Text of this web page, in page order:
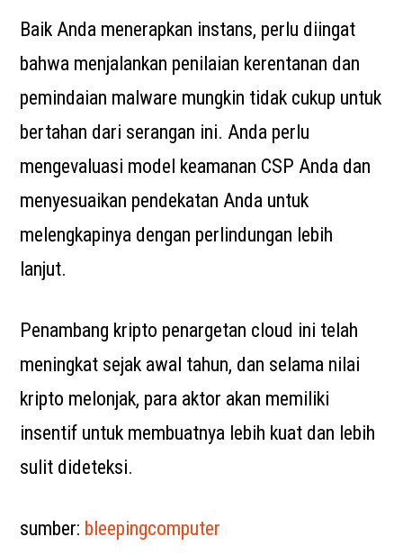
Baik Anda menerapkan instans, perlu diingat
bahwa menjalankan penilaian kerentanan dan
pemindaian malware mungkin tidak cukup untuk
bertahan dari serangan ini. Anda perlu
mengevaluasi model keamanan CSP Anda dan
menyesuaikan pendekatan Anda untuk
melengkapinya dengan perlindungan lebih
lanjut.
Penambang kripto penargetan cloud ini telah
meningkat sejak awal tahun, dan selama nilai
kripto melonjak, para aktor akan memiliki
insentif untuk membuatnya lebih kuat dan lebih
sulit dideteksi.
sumber: bleepingcomputer